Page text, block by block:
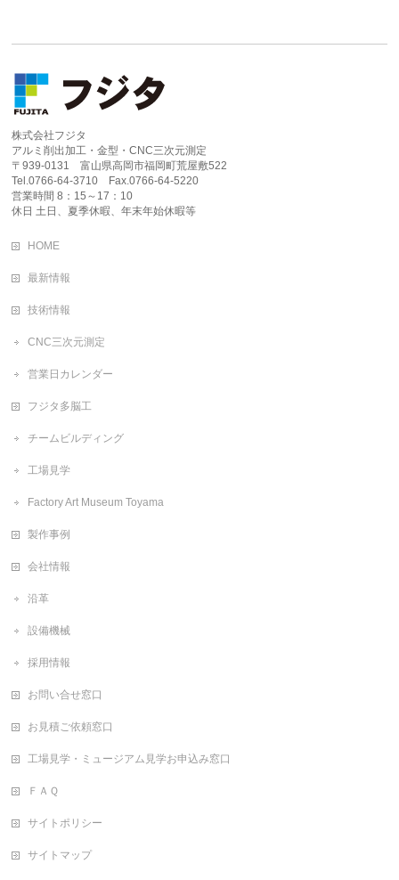
株式会社フジタ
アルミ削出加工・金型・CNC三次元測定
〒939-0131 富山県高岡市福岡町荒屋敷522
Tel.0766-64-3710 Fax.0766-64-5220
営業時間 8：15～17：10
休日 土日、夏季休暇、年末年始休暇等
HOME
最新情報
技術情報
CNC三次元測定
営業日カレンダー
フジタ多脳工
チームビルディング
工場見学
Factory Art Museum Toyama
製作事例
会社情報
沿革
設備機械
採用情報
お問い合せ窓口
お見積ご依頼窓口
工場見学・ミュージアム見学お申込み窓口
ＦＡＱ
サイトポリシー
サイトマップ